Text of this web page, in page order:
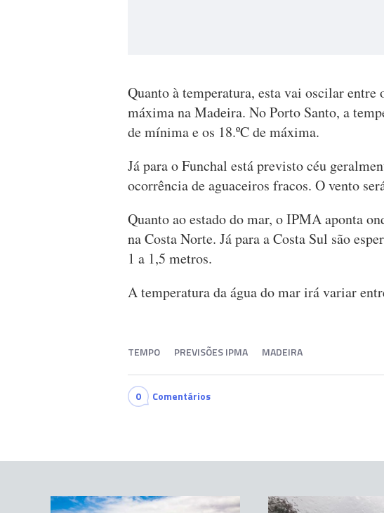
Quanto à temperatura, esta vai oscilar entre
máxima na Madeira. No Porto Santo, a
de mínima e os 18.ºC de máxima.
Já para o Funchal está previsto céu
ocorrência de aguaceiros fracos. O vento
Quanto ao estado do mar, o IPMA aponta
na Costa Norte. Já para a Costa Sul são
1 a 1,5 metros.
A temperatura da água do mar irá variar
TEMPO PREVISÕES IPMA MADEIRA
0 Comentários